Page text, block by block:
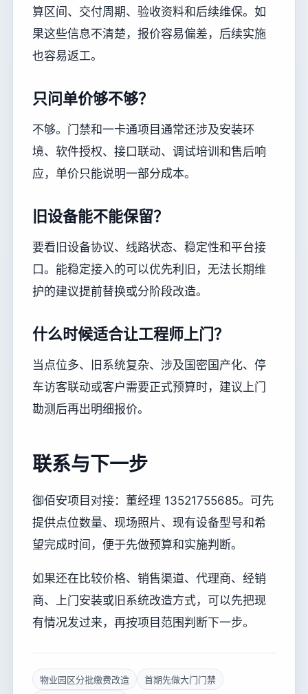
算区间、交付周期、验收资料和后续维保。如
果这些信息不清楚，报价容易偏差，后续实施
也容易返工。
只问单价够不够？
不够。门禁和一卡通项目通常还涉及安装环
境、软件授权、接口联动、调试培训和售后响
应，单价只能说明一部分成本。
旧设备能不能保留？
要看旧设备协议、线路状态、稳定性和平台接
口。能稳定接入的可以优先利旧，无法长期维
护的建议提前替换或分阶段改造。
什么时候适合让工程师上门？
当点位多、旧系统复杂、涉及国密国产化、停
车访客联动或客户需要正式预算时，建议上门
勘测后再出明细报价。
联系与下一步
御佰安项目对接：董经理 13521755685。可先
提供点位数量、现场照片、现有设备型号和希
望完成时间，便于先做预算和实施判断。
如果还在比较价格、销售渠道、代理商、经销
商、上门安装或旧系统改造方式，可以先把现
有情况发过来，再按项目范围判断下一步。
物业园区分批缴费改造
首期先做大门门禁